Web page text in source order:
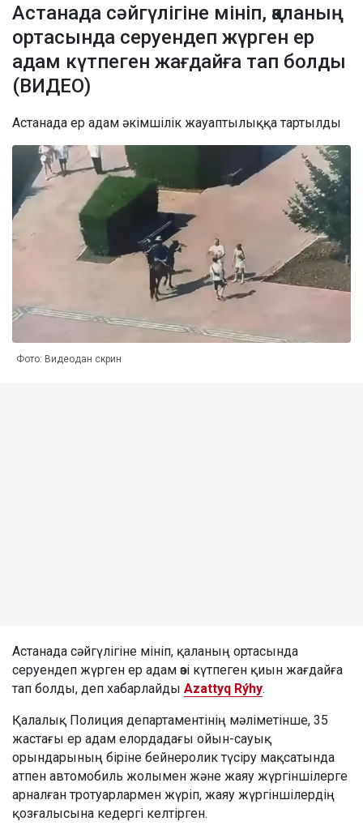
Астанада сәйгүлігіне мініп, қаланың
ортасында серуендеп жүрген ер
адам күтпеген жағдайға тап болды
(ВИДЕО)
Астанада ер адам әкімшілік жауаптылыққа тартылды
Фото: Видеодан скрин
Астанада сәйгүлігіне мініп, қаланың ортасында
серуендеп жүрген ер адам өзі күтпеген қиын жағдайға
тап болды, деп хабарлайды Azattyq Rýhy.
Қалалық Полиция департаментінің мәліметінше, 35
жастағы ер адам елордадағы ойын-сауық
орындарының біріне бейнеролик түсіру мақсатында
атпен автомобиль жолымен және жаяу жүргіншілерге
арналған тротуарлармен жүріп, жаяу жүргіншілердің
қозғалысына кедергі келтірген.